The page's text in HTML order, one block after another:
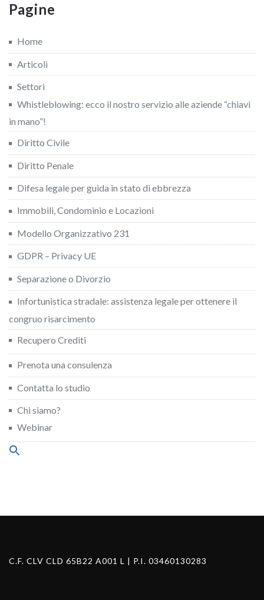
Pagine
Home
Articoli
Settori
Whistleblowing: ecco il nostro servizio alle aziende “chiavi
in mano”!
Diritto Civile
Diritto Penale
Difesa legale per guida in stato di ebbrezza
Immobili, Condominio e Locazioni
Modello Organizzativo 231
GDPR – Privacy UE
Separazione o Divorzio
Infortunistica stradale: assistenza legale per ottenere il
congruo risarcimento
Recupero Crediti
Prenota una consulenza
Contatta lo studio
Chi siamo?
Webinar
Search
C.F. CLV CLD 65B22 A001 L | P.I. 03460130283